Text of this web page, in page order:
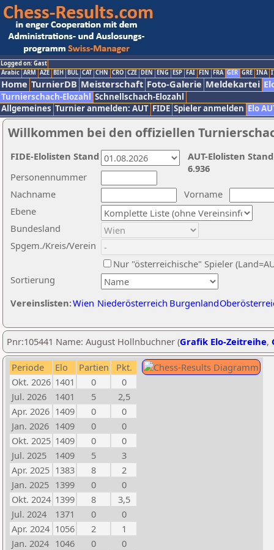
Logged on: Gast
Arabic ARM AZE BIH BUL CAT CHN CRO CZE DEN ENG ESP FAI FIN FRA GER GRE INA
Home TurnierDB Meisterschaft Foto-Galerie Meldekartei
Turnierschach-Elozahl Schnellschach-Elozahl
Allgemeines Turnier anmelden: AUT FIDE Spieler anmelden Elo
Willkommen bei den offiziellen
Nachname
Vorname
Ebene
Sortierung
Personennummer
Bundesland
Spgem./Kreis/Verein
Nur "österreichische" Spieler
Vereinslisten:Wien Niederösterreich Burgenland
AUT-Elolisten
6.936
FIDE-Elolisten Stand
Pnr:105441 Name: August Hollnbuchner (Grafik Elo-Zeitreihe,
Periode Elo Partien
Pkt.
Okt. 2026 1401 0
0
Jul. 2026
1401 5
2,5
Apr. 2026 1409 0
0
Jan. 2026 1409 0
0
Okt. 2025 1409 0
0
Jul. 2025
1409 5
3
Apr. 2025 1383 8
2
Jan. 2025 1399 0
0
Okt. 2024 1399 8
3,5
Jul. 2024
1371 0
0
Apr. 2024 1056 2
1
Jan. 2024 1046 0
0